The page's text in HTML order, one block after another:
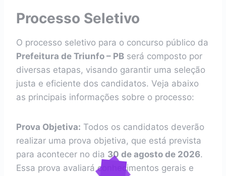
Processo Seletivo
O processo seletivo para o concurso público da
Prefeitura de Triunfo – PB será composto por
diversas etapas, visando garantir uma seleção
justa e eficiente dos candidatos. Veja abaixo
as principais informações sobre o processo:
Prova Objetiva: Todos os candidatos deverão
realizar uma prova objetiva, que está prevista
para acontecer no dia 30 de agosto de 2026.
Essa prova avaliará conhecimentos gerais e